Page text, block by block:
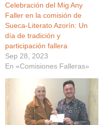
Celebración del Mig Any
Faller en la comisión de
Sueca-Literato Azorín: Un
día de tradición y
participación fallera
Sep 28, 2023
En «Comisiones Falleras»